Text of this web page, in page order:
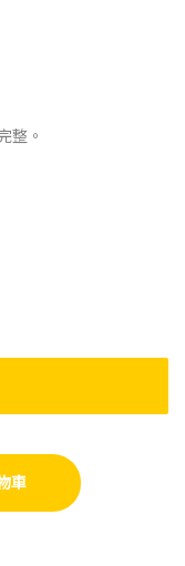
整。
經鎚 quantity
車